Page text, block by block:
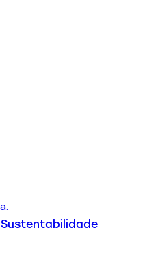
Sustentabilidade